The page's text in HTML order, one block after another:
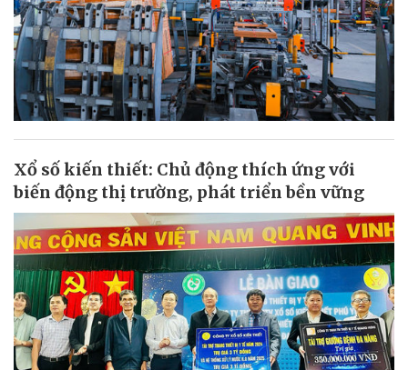
Xổ số kiến thiết: Chủ động thích ứng với
biến động thị trường, phát triển bền vững